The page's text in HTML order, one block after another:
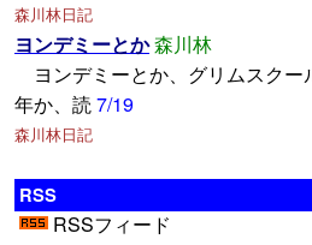
森川林日記
ヨンデミーとか森川林
ヨンデミーとか、グリムスクー
年か、読7/19
森川林日記
RSS
RSSフィード